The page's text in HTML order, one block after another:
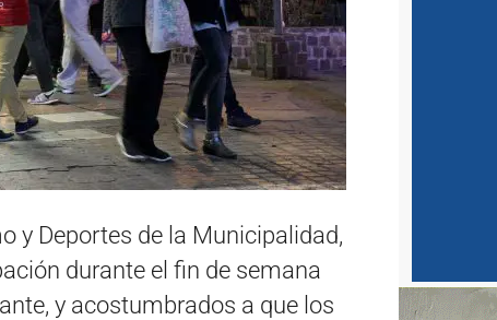
y Deportes de la Municipalidad,
durante el fin de semana
y acostumbrados a que los